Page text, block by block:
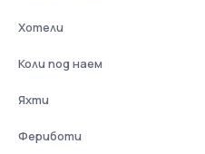
Хотели
Коли под наем
Яхти
Фериботи